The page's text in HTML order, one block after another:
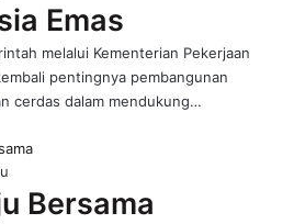
Emas
melalui Kementerian Pekerjaan
pentingnya pembangunan
cerdas dalam mendukung…
Bersama